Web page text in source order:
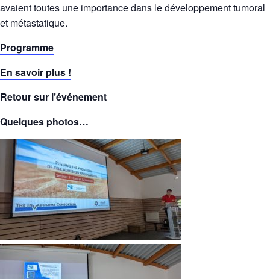
avaient toutes une importance dans le développement tumoral
et métastatique.
Programme
En savoir plus !
Retour sur l’événement
Quelques photos…